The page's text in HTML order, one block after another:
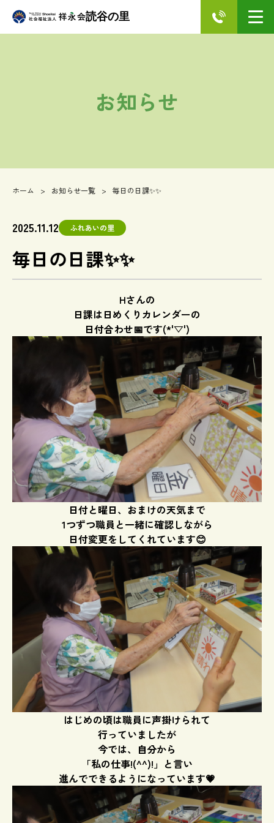
読谷の里
お知らせ
ホーム お知らせ一覧 毎日の日課✨✨
2025.11.12 ふれあいの里
毎日の日課✨✨
Hさんの
日課は日めくりカレンダーの
日付合わせ📅です(*'▽')
日付と曜日、おまけの天気まで
1つずつ職員と一緒に確認しながら
日付変更をしてくれています😊
はじめの頃は職員に声掛けられて
行っていましたが
今では、自分から
「私の仕事!(^^)!」と言い
進んでできるようになっています💗